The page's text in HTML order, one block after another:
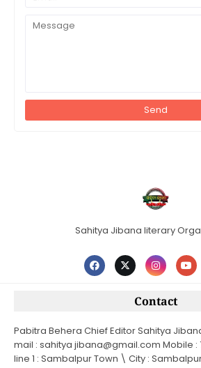
Sahitya Jibana literary
Contact
Pabitra Behera Chief Editor Sahitya
mail : sahitya jibana@gmail.com Mobile :
line 1 : Sambalpur Town \ City :